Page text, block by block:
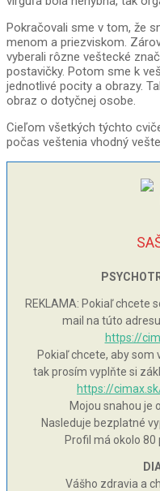
Pokračovali sme v tom, že
menom a priezviskom.
vyberali rôzne veštecké
postavičky. Potom sme k
jednotlivé pocity a obrazy.
obraz o dotyčnej osobe.
Cieľom všetkých týchto
počas veštenia vhodný
REKLAMA: Pokiaľ chcete
mail na túto
https://
Pokiaľ chcete, aby som
tak prosím vyplňte si
https://
Mojou snahou je
Nasleduje bezplatné
Profil má okolo
Vášho zdravia a